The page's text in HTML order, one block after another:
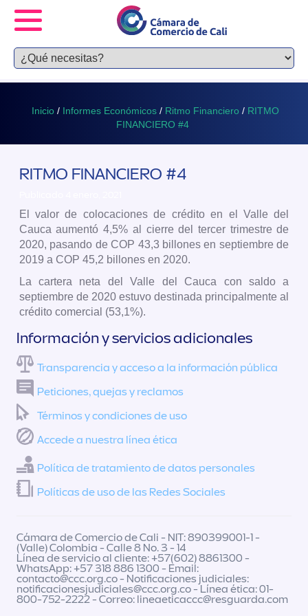
Inicio / Informes Económicos / Ritmo Financiero / RITMO
FINANCIERO #4
RITMO FINANCIERO #4
El valor de colocaciones de crédito en el Valle del
Cauca aumentó 4,5% al cierre del tercer trimestre de
2020, pasando de COP 43,3 billones en septiembre de
2019 a COP 45,2 billones en 2020.
La cartera neta del Valle del Cauca con saldo a
septiembre de 2020 estuvo destinada principalmente al
crédito comercial (53,1%).
Información y servicios adicionales
Transparencia y acceso a la información pública
Peticiones, quejas y reclamos
Términos y condiciones de uso
Accede a nuestra línea ética
Política de tratamiento de datos personales
Políticas de uso de las Redes Sociales
Cámara de Comercio de Cali - NIT: 890399001-1 -
(Valle) Colombia - Calle 8 No. 3 - 14
Línea de servicio al cliente: +57(602) 8861300 -
WhatsApp: +57 318 886 1300 - Email:
contacto@ccc.org.co- Notificaciones judiciales:
notificacionesjudiciales@ccc.org.co- Línea ética: 01-
800-752-2222 - Correo: lineaeticaccc@resguarda.com